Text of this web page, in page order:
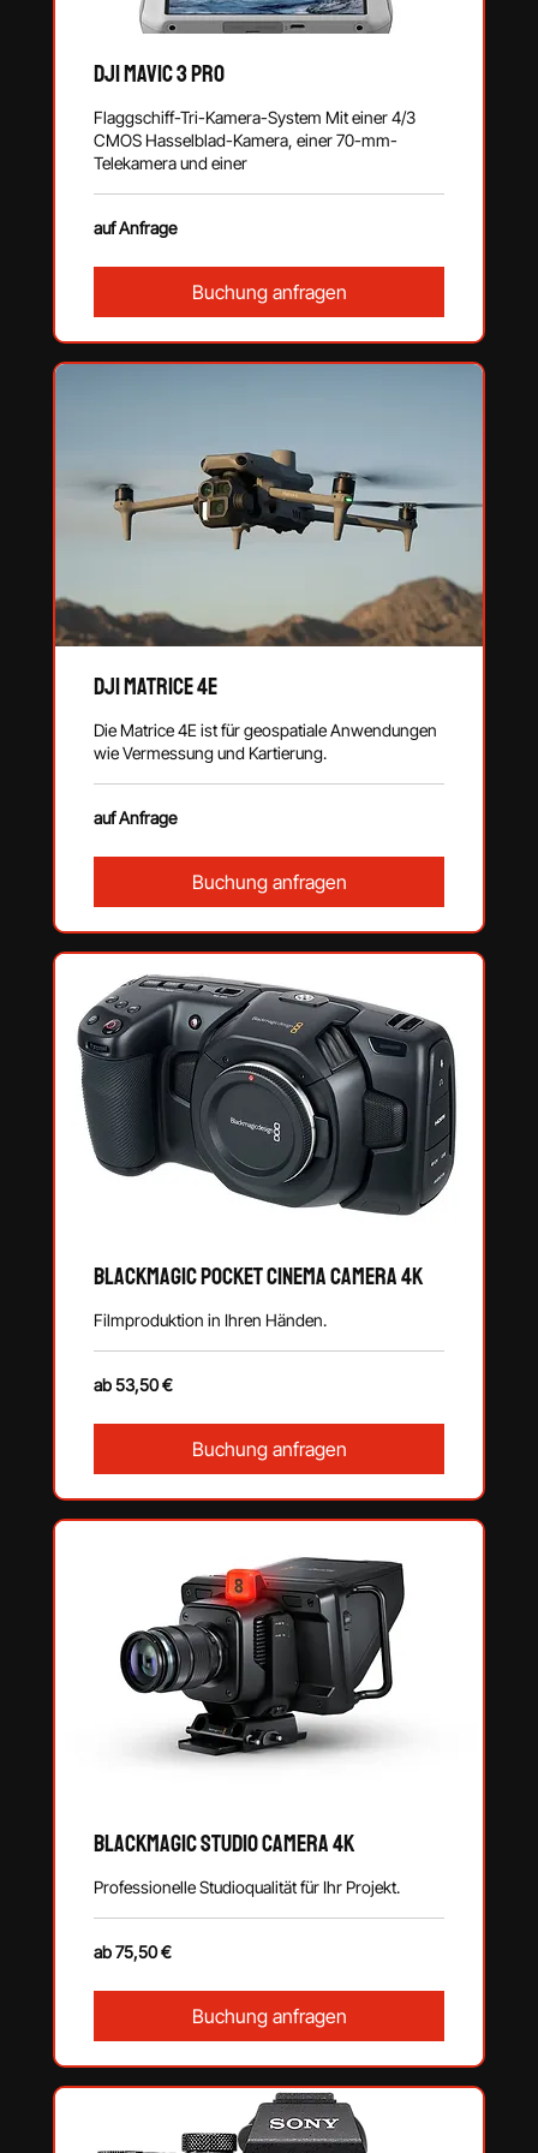
DJI Mavic 3 Pro
Flaggschiff-Tri-Kamera-System Mit einer 4/3
CMOS Hasselblad-Kamera, einer 70-mm-
Telekamera und einer
Anfrage
auf Anfrage
Buchung anfragen
DJI Matrice 4E
Die Matrice 4E ist für geospatiale Anwendungen
wie Vermessung und Kartierung.
auf
Anfrage
auf Anfrage
Buchung anfragen
Blackmagic Pocket Cinema Camera 4K
Filmproduktion in Ihren Händen.
ab
53,50
ab 53,50 €
Buchung anfragen
Blackmagic Studio Camera 4K
Professionelle Studioqualität für Ihr Projekt.
ab
75,50
ab 75,50 €
Buchung anfragen